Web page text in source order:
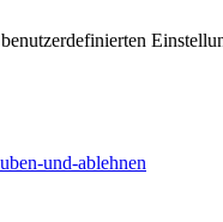
und-ablehnen